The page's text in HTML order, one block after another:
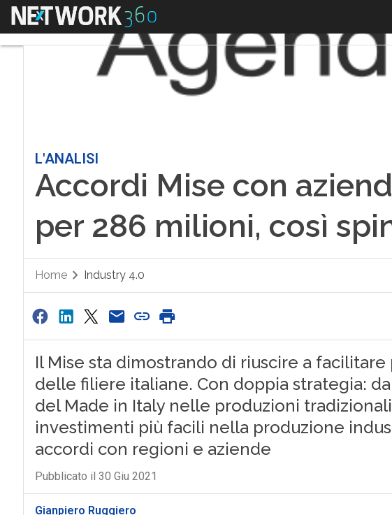
Menu
L'ANALISI
Accordi Mise con
per 286 milioni, così
Home Industry 4.0
Il Mise sta dimostrando di riuscire a
delle filiere italiane. Con doppia strategia:
del Made in Italy nelle produzioni
investimenti più facili nella produzione
accordi con regioni e aziende
Pubblicato il 30 Giu 2021
Gianpiero Ruggiero